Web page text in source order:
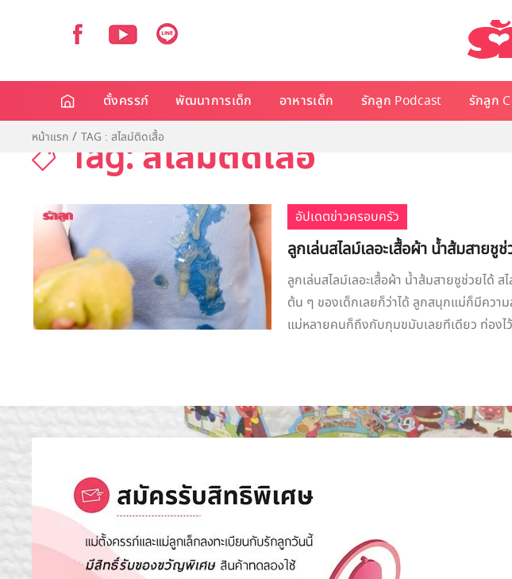
ตั้งครรภ์ พัฒนาการเด็ก อาหารเด็ก รักลูก Podcast รักลูก
หน้าแรก TAG : สไลม์ติดเสื้อ
Tag: สไลม์ติดเสื้อ
อัปเดตข่าวครอบครัว
ลูกเล่นสไลม์เลอะเสื้อผ้า น้ำส้มสายชูช่
ลูกเล่นสไลม์เลอะเสื้อผ้า น้ำส้มสายชูช่วยได้
ต้น ๆ ของเด็กเลยก็ว่าได้ ลูกสนุกแม่ก็มีความ
แม่หลายคนก็ถึงกับกุมขมับเลยทีเดียว ท่องไ